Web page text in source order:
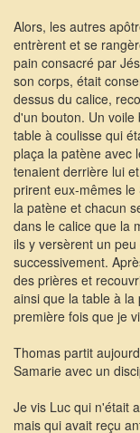
Alors, les autres
entrèrent et se
pain consacré par
son corps, était
dessus du calice,
d'un bouton. Un
table à coulisse qui
plaça la patène avec
tenaient derrière lui
prirent eux-mêmes
la patène et chacun
dans le calice que la
ils y versèrent un
successivement.
des prières et
ainsi que la table à
première fois que je
Thomas partit
Samarie avec un
Je vis Luc qui n'était
mais qui avait reçu